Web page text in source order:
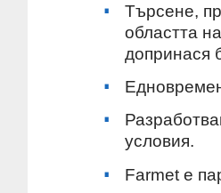
Търсене,
областта
допринася
условия.
Farmet е